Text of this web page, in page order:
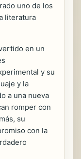
uno de los
literatura
en un
y su
y la
a una nueva
romper con
su
con la